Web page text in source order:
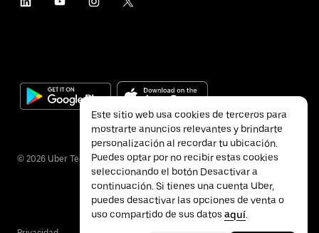
© 2026 Uber Technologies Inc.
Este sitio web usa cookies de terceros para
mostrarte anuncios relevantes y brindarte
personalización al recordar tu ubicación.
Puedes optar por no recibir estas cookies
seleccionando el botón Desactivar a
continuación. Si tienes una cuenta Uber,
puedes desactivar las opciones de venta o
uso compartido de sus datos aquí.